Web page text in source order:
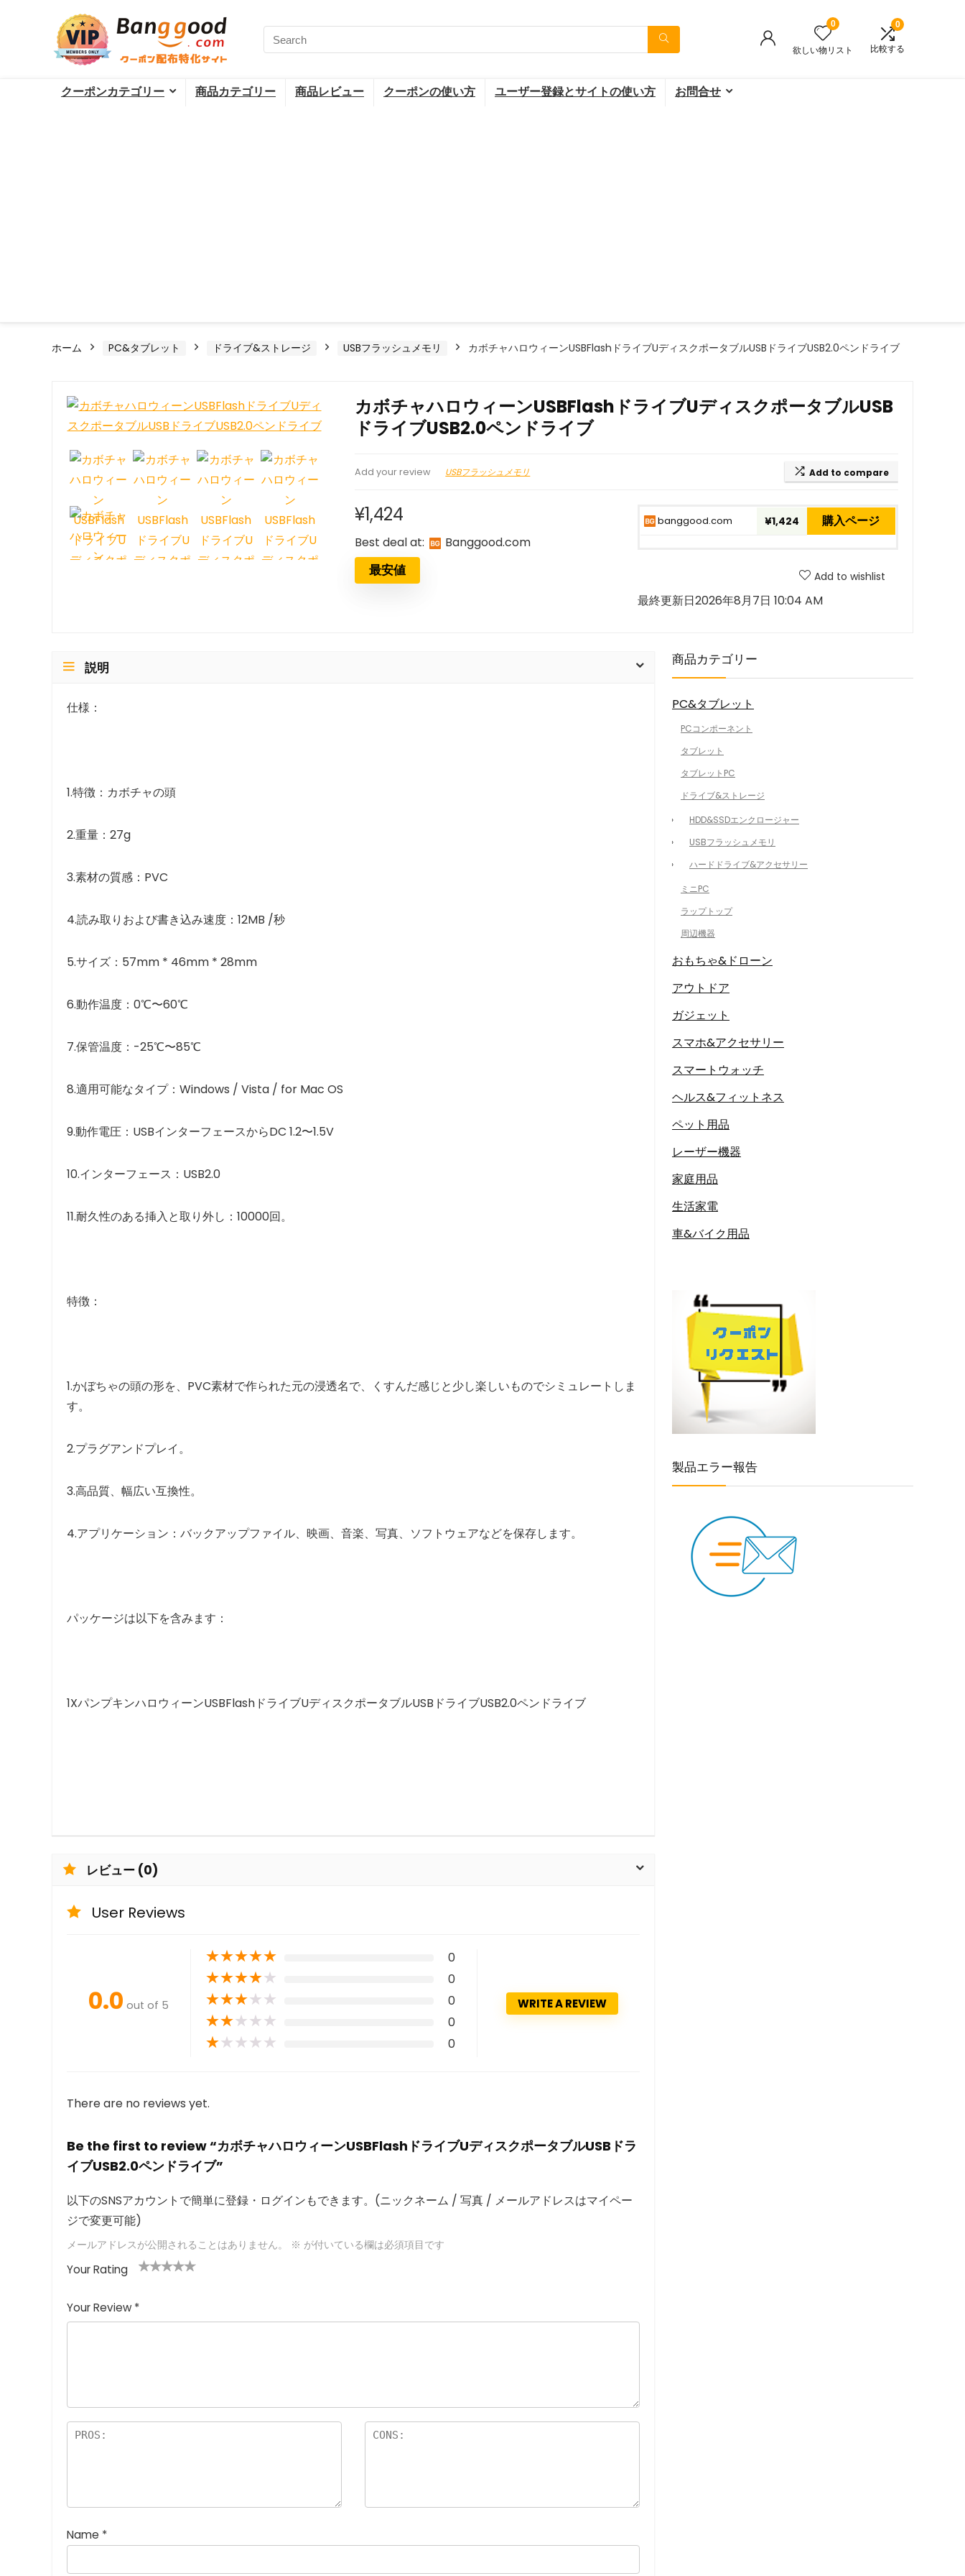
0
欲しい物リスト
0
比較する
クーポンカテゴリー 商品カテゴリー 商品レビュー クーポンの使い方 ユーザー登録とサイトの使い方 お問合せ
ホーム PC&タブレット ドライブ&ストレージ USBフラッシュメモリ カボチャハロウィーンUSBFlashドライブUディスクポータブルUSBドライブUSB2.0ペンドライブ
カボチャハロウィーンUSBFlashドライブUディスクポータブルUSB
ドライブUSB2.0ペンドライブ
Add your review USBフラッシュメモリ Add to compare
¥1,424
Best deal at: banggood.com
最安値
banggood.com ¥1,424 購入ページ
Add to wishlist
最終更新日2026年8月7日 10:04 AM
説明
仕様：
1.特徴：カボチャの頭
2.重量：27g
3.素材の質感：PVC
4.読み取りおよび書き込み速度：12MB /秒
5.サイズ：57mm * 46mm * 28mm
6.動作温度：0℃〜60℃
7.保管温度：-25℃〜85℃
8.適用可能なタイプ：Windows / Vista / for Mac OS
9.動作電圧：USBインターフェースからDC 1.2〜1.5V
10.インターフェース：USB2.0
11.耐久性のある挿入と取り外し：10000回。
特徴：
1.かぼちゃの頭の形を、PVC素材で作られた元の浸透名で、くすんだ感じと少し楽しいものでシミュレートしま
す。
2.プラグアンドプレイ。
3.高品質、幅広い互換性。
4.アプリケーション：バックアップファイル、映画、音楽、写真、ソフトウェアなどを保存します。
パッケージは以下を含みます：
1XパンプキンハロウィーンUSBFlashドライブUディスクポータブルUSBドライブUSB2.0ペンドライブ
レビュー (0)
User Reviews
0.0 out of 5
★★★★★ 0
★★★★★ 0
★★★★★ 0
★★★★★ 0
★★★★★ 0
WRITE A REVIEW
There are no reviews yet.
Be the first to review “カボチャハロウィーンUSBFlashドライブUディスクポータブルUSBドラ
イブUSB2.0ペンドライブ”
以下のSNSアカウントで簡単に登録・ログインもできます。(ニックネーム / 写真 / メールアドレスはマイペー
ジで変更可能)
メールアドレスが公開されることはありません。 ※ が付いている欄は必須項目です
Your Rating
つ
星
価
星
(最
(最高
評価:
(最高評
価: 5つ
高評価: 5
つ星)
Your Review *
Name *
商品カテゴリー
PC&タブレット
PCコンポーネント
タブレット
タブレットPC
ドライブ&ストレージ
HDD&SSDエンクロージャー
USBフラッシュメモリ
ハードドライブ&アクセサリー
ミニPC
ラップトップ
周辺機器
おもちゃ&ドローン
アウトドア
ガジェット
スマホ&アクセサリー
スマートウォッチ
ヘルス&フィットネス
ペット用品
レーザー機器
家庭用品
生活家電
車&バイク用品
製品エラー報告